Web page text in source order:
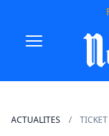
ACTUALITES